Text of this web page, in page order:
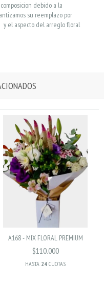
debido a la
su reemplazo por
y el aspecto del arreglo floral
A168 - MIX FLORAL PREMIUM
$110.000
HASTA 24 CUOTAS